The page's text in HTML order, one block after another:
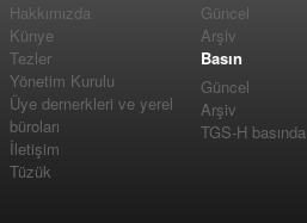
Hakkımızda
Künye
Tezler
Yönetim Kurulu
Üye dernerkleri ve yerel
büroları
İletişim
Tüzük
Güncel
Arşiv
Basın
Güncel
Arşiv
TGS-H basında